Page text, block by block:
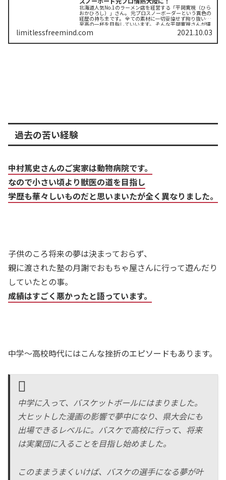
北海道人気No.1のラーメン店を経営する「平岡寛視（ひら
おかひろし）」さん。 元プロスノーボーダーという異色の
経歴の持ち主です。 全ての素材に一切妥協せず拘り抜いた
至高の一杯を目指していいます。 そんな平岡寛視さんが情
limitlessfreemind.com 2021.10.03
過去の苦い経験
中村篤史さんのご実家は動物病院です。
なので小さい頃より獣医の道を目指し
学歴も華々しいものだと思いまいたが全く異なりました。
子供のころ将来の夢は決まっておらず、
親に渡された塾の月謝でおもちゃ屋さんに行って遊んだり
していたとの事。
成績はすごく悪かったと語っています。
中学～高校時代にはこんな挫折のエピソードもあります。
中学に入って、バスケットボールにはまりました。
大ヒットした漫画の影響で夢中になり、県大会にも
出場できるレベルに。バスケで高校に行って、将来
は実業団に入ることを目指し始めました。
このままうまくいけば、バスケの選手になる夢が叶